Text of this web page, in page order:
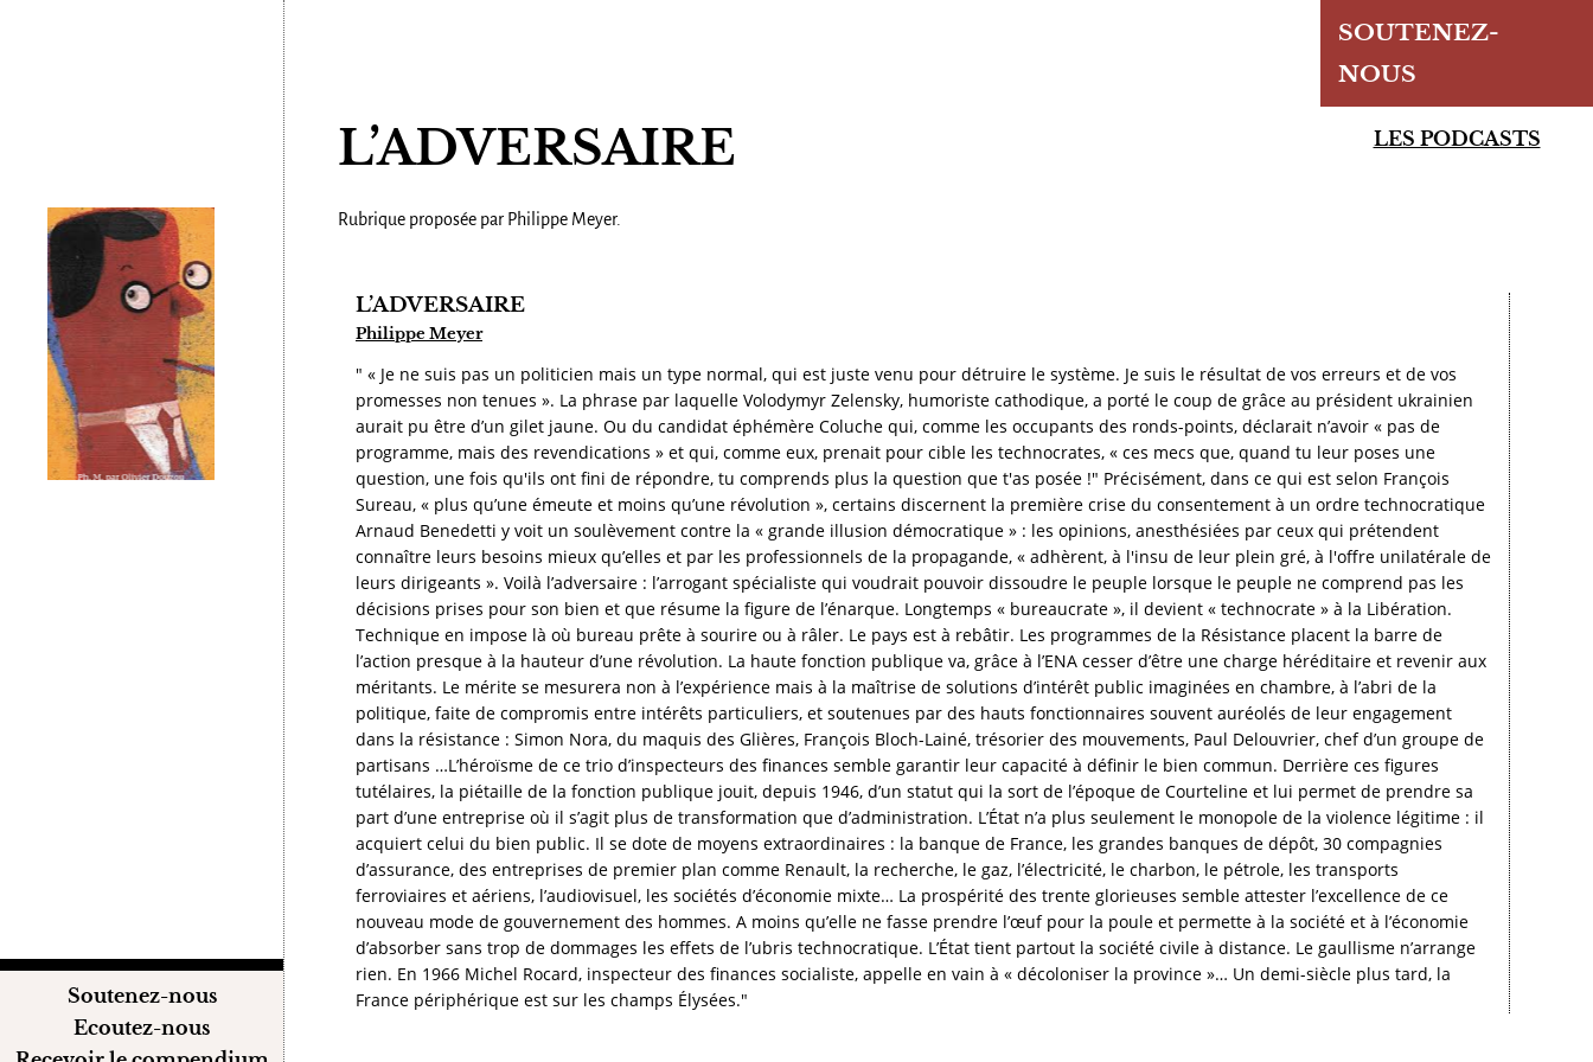
SOUTENEZ-
NOUS
LES PODCASTS
Soutenez-nous
Ecoutez-nous
L’ADVERSAIRE
Rubrique proposée par Philippe Meyer.
L’ADVERSAIRE
Philippe Meyer
" « Je ne suis pas un politicien mais un type normal, qui est juste venu pour détruire le système. Je suis le résultat de vos erreurs et de vos
promesses non tenues ». La phrase par laquelle Volodymyr Zelensky, humoriste cathodique, a porté le coup de grâce au président ukrainien
aurait pu être d’un gilet jaune. Ou du candidat éphémère Coluche qui, comme les occupants des ronds-points, déclarait n’avoir « pas de
programme, mais des revendications » et qui, comme eux, prenait pour cible les technocrates, « ces mecs que, quand tu leur poses une
question, une fois qu'ils ont fini de répondre, tu comprends plus la question que t'as posée !" Précisément, dans ce qui est selon François
Sureau, « plus qu’une émeute et moins qu’une révolution », certains discernent la première crise du consentement à un ordre technocratique
Arnaud Benedetti y voit un soulèvement contre la « grande illusion démocratique » : les opinions, anesthésiées par ceux qui prétendent
connaître leurs besoins mieux qu’elles et par les professionnels de la propagande, « adhèrent, à l'insu de leur plein gré, à l'offre unilatérale de
leurs dirigeants ». Voilà l’adversaire : l’arrogant spécialiste qui voudrait pouvoir dissoudre le peuple lorsque le peuple ne comprend pas les
décisions prises pour son bien et que résume la figure de l’énarque. Longtemps « bureaucrate », il devient « technocrate » à la Libération.
Technique en impose là où bureau prête à sourire ou à râler. Le pays est à rebâtir. Les programmes de la Résistance placent la barre de
l’action presque à la hauteur d’une révolution. La haute fonction publique va, grâce à l’ENA cesser d’être une charge héréditaire et revenir aux
méritants. Le mérite se mesurera non à l’expérience mais à la maîtrise de solutions d’intérêt public imaginées en chambre, à l’abri de la
politique, faite de compromis entre intérêts particuliers, et soutenues par des hauts fonctionnaires souvent auréolés de leur engagement
dans la résistance : Simon Nora, du maquis des Glières, François Bloch-Lainé, trésorier des mouvements, Paul Delouvrier, chef d’un groupe de
partisans …L’héroïsme de ce trio d’inspecteurs des finances semble garantir leur capacité à définir le bien commun. Derrière ces figures
tutélaires, la piétaille de la fonction publique jouit, depuis 1946, d’un statut qui la sort de l’époque de Courteline et lui permet de prendre sa
part d’une entreprise où il s’agit plus de transformation que d’administration. L’État n’a plus seulement le monopole de la violence légitime : il
acquiert celui du bien public. Il se dote de moyens extraordinaires : la banque de France, les grandes banques de dépôt, 30 compagnies
d’assurance, des entreprises de premier plan comme Renault, la recherche, le gaz, l’électricité, le charbon, le pétrole, les transports
ferroviaires et aériens, l’audiovisuel, les sociétés d’économie mixte… La prospérité des trente glorieuses semble attester l’excellence de ce
nouveau mode de gouvernement des hommes. A moins qu’elle ne fasse prendre l’œuf pour la poule et permette à la société et à l’économie
d’absorber sans trop de dommages les effets de l’ubris technocratique. L’État tient partout la société civile à distance. Le gaullisme n’arrange
rien. En 1966 Michel Rocard, inspecteur des finances socialiste, appelle en vain à « décoloniser la province »… Un demi-siècle plus tard, la
France périphérique est sur les champs Élysées."